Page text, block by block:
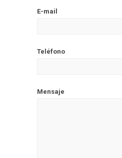
E-mail
Teléfono
Mensaje